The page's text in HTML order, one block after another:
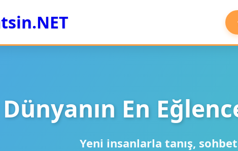
Dünyanın En
Yeni insanlarla tanış,